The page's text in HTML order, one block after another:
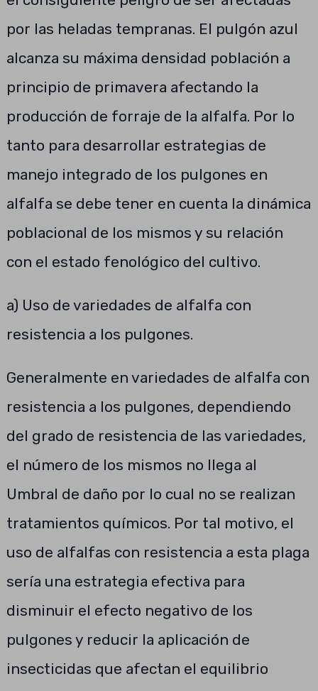
por las heladas tempranas. El pulgón azul
alcanza su máxima densidad población a
principio de primavera afectando la
producción de forraje de la alfalfa. Por lo
tanto para desarrollar estrategias de
manejo integrado de los pulgones en
alfalfa se debe tener en cuenta la dinámica
poblacional de los mismos y su relación
con el estado fenológico del cultivo.
a) Uso de variedades de alfalfa con
resistencia a los pulgones.
Generalmente en variedades de alfalfa con
resistencia a los pulgones, dependiendo
del grado de resistencia de las variedades,
el número de los mismos no llega al
Umbral de daño por lo cual no se realizan
tratamientos químicos. Por tal motivo, el
uso de alfalfas con resistencia a esta plaga
sería una estrategia efectiva para
disminuir el efecto negativo de los
pulgones y reducir la aplicación de
insecticidas que afectan el equilibrio